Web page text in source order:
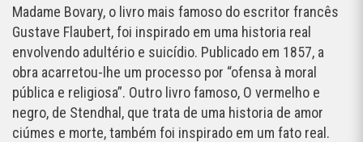
Madame Bovary, o livro mais famoso do escritor francês
Gustave Flaubert, foi inspirado em uma historia real
envolvendo adultério e suicídio. Publicado em 1857, a
obra acarretou-lhe um processo por “ofensa à moral
pública e religiosa”. Outro livro famoso, O vermelho e
negro, de Stendhal, que trata de uma historia de amor
ciúmes e morte, também foi inspirado em um fato real.